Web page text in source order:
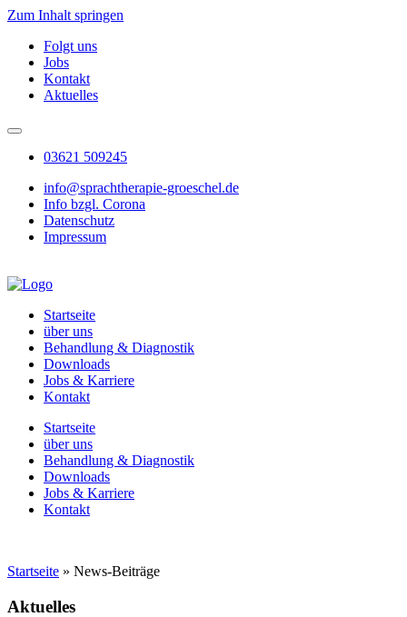
Zum Inhalt springen
Folgt uns
Jobs
Kontakt
Aktuelles
03621 509245
info@sprachtherapie-groeschel.de
Info bzgl. Corona
Datenschutz
Impressum
Startseite
über uns
Behandlung & Diagnostik
Downloads
Jobs & Karriere
Kontakt
Startseite
über uns
Behandlung & Diagnostik
Downloads
Jobs & Karriere
Kontakt
Startseite » News-Beiträge
Aktuelles